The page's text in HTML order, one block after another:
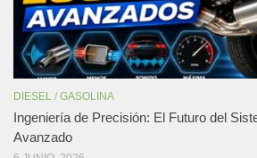
DIESEL / GASOLINA
Ingeniería de Precisión: El Futuro del
Avanzado